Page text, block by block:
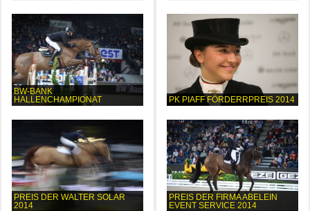
BW-BANK
HALLENCHAMPIONAT
PREIS DER WALTER SOLAR
2014
PK PIAFF FÖRDERRPREIS 2014
PREIS DER FIRMA ABELEIN
EVENT SERVICE 2014